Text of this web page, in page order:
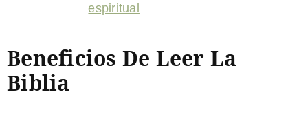
espiritual
Beneficios De Leer La
Biblia